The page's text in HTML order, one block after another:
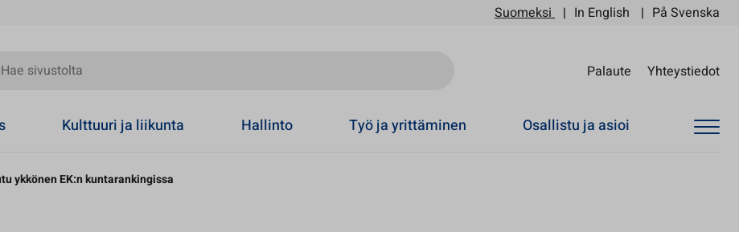
Suomeksi In English På Svenska
Palaute Yhteystiedot
Kulttuuri ja liikunta Hallinto Työ ja yrittäminen Osallistu ja asioi
ykkönen EK:n kuntarankingissa